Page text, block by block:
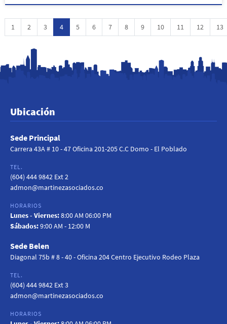
1 2 3 4 5 6 7 8 9 10 11 12 13
Ubicación
Sede Principal
Carrera 43A # 10 - 47 Oficina 201-205 C.C Domo - El Poblado
TEL.
(604) 444 9842 Ext 2
admon@martinezasociados.co
HORARIOS
Lunes - Viernes:8:00 AM 06:00 PM
Sábados:9:00 AM - 12:00 M
Sede Belen
Diagonal 75b # 8 - 40 - Oficina 204 Centro Ejecutivo Rodeo Plaza
TEL.
(604) 444 9842 Ext 3
admon@martinezasociados.co
HORARIOS